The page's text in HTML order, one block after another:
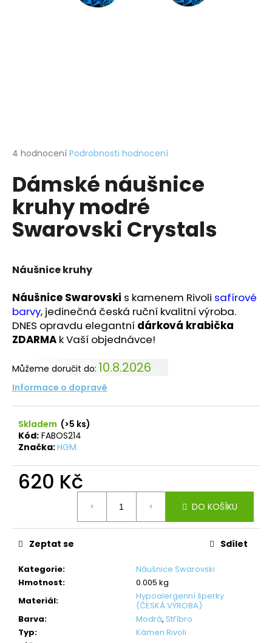
Průměrné
produktu
je
4,3
5
hvězdiček.
4 hodnocení Podrobnosti hodnocení
Dámské náušnice
kruhy modré
Swarovski Crystals
Náušnice kruhy
Náušnice Swarovski s kamenem Rivoli safírové
barvy, jedinečná česká ruční kvalitní výroba.
DNES opravdu elegantní dárková krabička
ZDARMA k Vaší objednávce!
Můžeme doručit do: 10.8.2026
Informace o dopravě
Skladem (>5 ks)
Kód: FABOS214
Značka:HGM
620 Kč
DO KOŠÍKU
Kategorie:
Náušnice Swarovski
Hmotnost:
0.005 kg
Materiál:
Hypoalergenní šperky
(ČESKÁ VÝROBA)
Barva: Modrá, Stříbro
Typ:
Kámen Rivoli
Zeptat se Sdílet
D
o
p
o
č
j
e
m
e
RIVOLI
12
VIOLET
SWAROVSKI
257